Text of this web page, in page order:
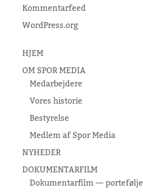
Kommentarfeed
WordPress.org
HJEM
OM SPOR MEDIA
Medarbejdere
Vores historie
Bestyrelse
Medlem af Spor Media
NYHEDER
DOKUMENTARFILM
Dokumentarfilm — portefølje